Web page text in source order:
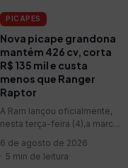
PICAPES
Nova picape grandona
mantém 426 cv, corta
R$ 135 mil e custa
menos que Ranger
Raptor
A Ram lançou oficialmente,
nesta terça-feira (4),a marca.
de R$ 449.990, a novidade
reduz em R$…
6 de agosto de 2026
5 min de leitura